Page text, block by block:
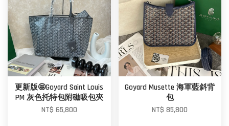
更新版🤩Goyard Saint Louis
PM 灰色托特包附磁吸包夾
NT$ 65,800
Goyard Musette 海軍藍斜背
包
NT$ 85,800